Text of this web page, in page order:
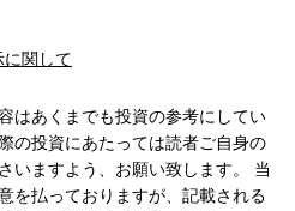
関して
はあくまでも投資の参考にしてい
の投資にあたっては読者ご自身の
いますよう、お願い致します。 当
を払っておりますが、記載される